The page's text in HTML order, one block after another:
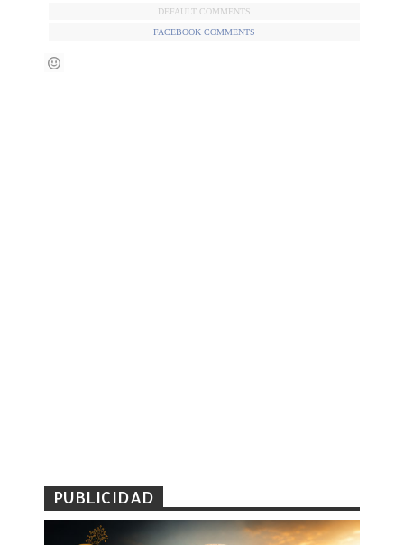
DEFAULT COMMENTS
FACEBOOK COMMENTS
PUBLICIDAD